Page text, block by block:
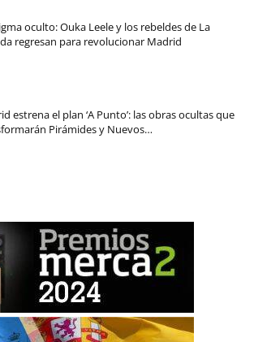
oculto: Ouka Leele y los rebeldes de La
regresan para revolucionar Madrid
estrena el plan ‘A Punto’: las obras ocultas que
Pirámides y Nuevos…